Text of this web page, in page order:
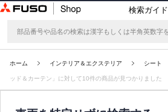
検索ガイド
ホーム インテリア＆エクステリア シート
ッド＆カーテン」に対して10件の商品が見つかりました